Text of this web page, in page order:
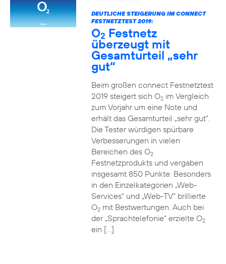
DEUTLICHE STEIGERUNG IM CONNECT
FESTNETZTEST 2019:
O2 Festnetz
überzeugt mit
Gesamturteil „sehr
gut“
Beim großen connect Festnetztest
2019 steigert sich O2im Vergleich
zum Vorjahr um eine Note und
erhält das Gesamturteil „sehr gut“.
Die Tester würdigen spürbare
Verbesserungen in vielen
Bereichen des O2
Festnetzprodukts und vergaben
insgesamt 850 Punkte. Besonders
in den Einzelkategorien „Web-
Services“ und „Web-TV“ brillierte
O2mit Bestwertungen. Auch bei
der „Sprachtelefonie“ erzielte O2
ein […]